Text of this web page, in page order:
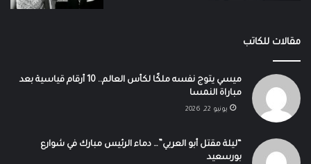
مقالات للكاتب
ميسي يتوج نفسه ملكًا لكأس العالم.. 10 أرقام قياسية بعد
مباراة النمسا
يونيو 22, 2026
“ليلة مقتل أبو العربي”… دماء الرئيس مبارك في شوارع
بورسعيد